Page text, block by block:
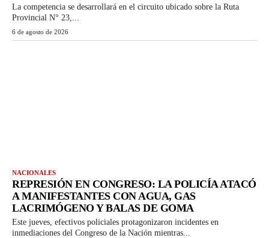
La competencia se desarrollará en el circuito ubicado sobre la Ruta
Provincial N° 23,...
6 de agosto de 2026
NACIONALES
REPRESIÓN EN CONGRESO: LA POLICÍA ATACÓ
A MANIFESTANTES CON AGUA, GAS
LACRIMÓGENO Y BALAS DE GOMA
Este jueves, efectivos policiales protagonizaron incidentes en
inmediaciones del Congreso de la Nación mientras...